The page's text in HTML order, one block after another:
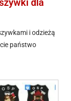
dla
i odzieżą
państwo